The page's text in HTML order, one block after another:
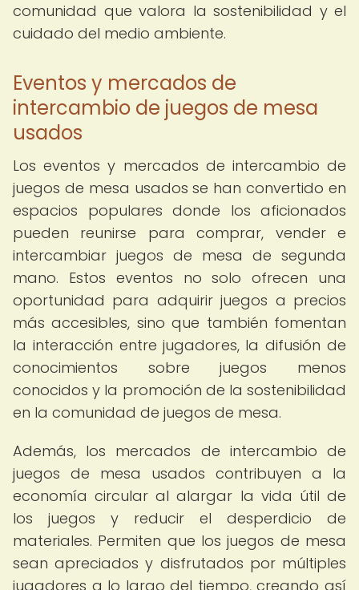
comunidad que valora la sostenibilidad y el
cuidado del medio ambiente.
Eventos y mercados de
intercambio de juegos de mesa
usados
Los eventos y mercados de intercambio de
juegos de mesa usados se han convertido en
espacios populares donde los aficionados
pueden reunirse para comprar, vender e
intercambiar juegos de mesa de segunda
mano. Estos eventos no solo ofrecen una
oportunidad para adquirir juegos a precios
más accesibles, sino que también fomentan
la interacción entre jugadores, la difusión de
conocimientos sobre juegos menos
conocidos y la promoción de la sostenibilidad
en la comunidad de juegos de mesa.
Además, los mercados de intercambio de
juegos de mesa usados contribuyen a la
economía circular al alargar la vida útil de
los juegos y reducir el desperdicio de
materiales. Permiten que los juegos de mesa
sean apreciados y disfrutados por múltiples
jugadores a lo largo del tiempo, creando así